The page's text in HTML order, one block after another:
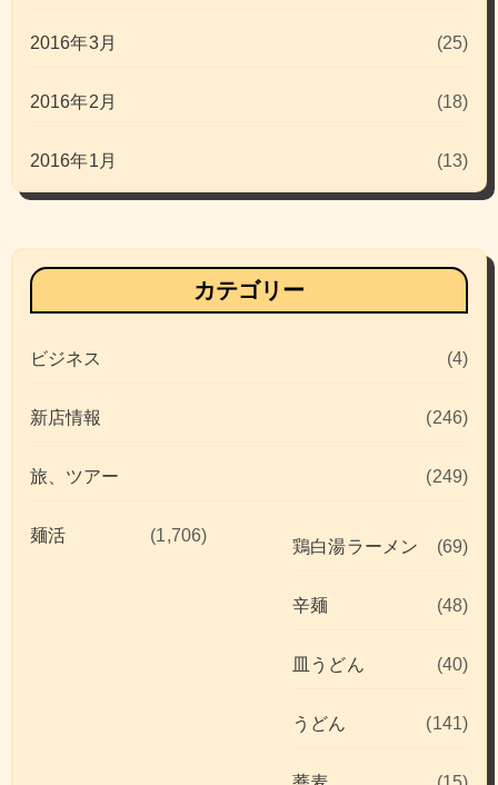
2016年3月 (25)
2016年2月 (18)
2016年1月 (13)
カテゴリー
ビジネス (4)
新店情報 (246)
旅、ツアー (249)
麺活 (1,706)
鶏白湯ラーメン (69)
辛麺 (48)
皿うどん (40)
うどん (141)